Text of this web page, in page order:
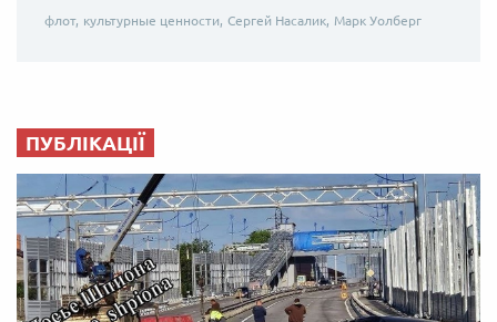
флот, культурные ценности, Сергей Насалик, Марк Уолберг
ПУБЛІКАЦІЇ